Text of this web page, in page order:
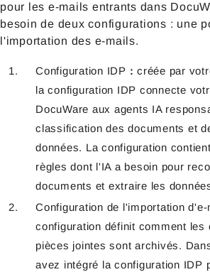
pour les e-mails entrants dans
besoin de deux configurations : une
l'importation des e-mails.
Configuration IDP : créée par
la configuration IDP connecte
DocuWare aux agents IA
classification des documents et
données. La configuration
règles dont l'IA a besoin pour
documents et extraire les
Configuration de l'importation
configuration définit comment les
pièces jointes sont archivés.
avez intégré la configuration IDP